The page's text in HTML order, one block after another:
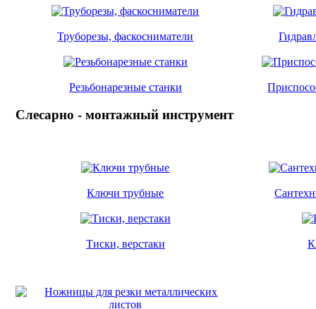
Труборезы, фаскосниматели
Резьбонарезные станки
Слесарно - монтажный инструмент
Ключи трубные
Тиски, верстаки